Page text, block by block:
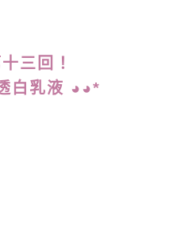
三 回！
乳液 ◕◕*